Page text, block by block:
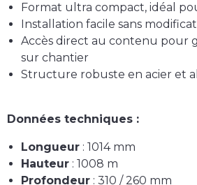
Format ultra compact, idéal
Installation facile sans
Accès direct au contenu pour
sur chantier
Structure robuste en acier et
Données techniques :
Longueur : 1014 mm
Hauteur : 1008 m
Profondeur : 310 / 260 mm